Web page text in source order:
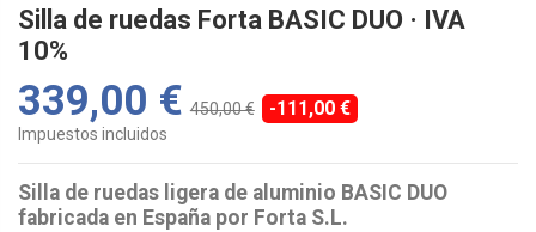
Silla de ruedas Forta BASIC DUO · IVA
10%
339,00 € 450,00 € -111,00 €
Impuestos incluidos
Silla de ruedas ligera de aluminio BASIC DUO
fabricada en España por Forta S.L.